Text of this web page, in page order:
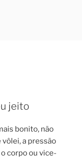
jeito
bonito, não
a pressão
corpo ou vice-